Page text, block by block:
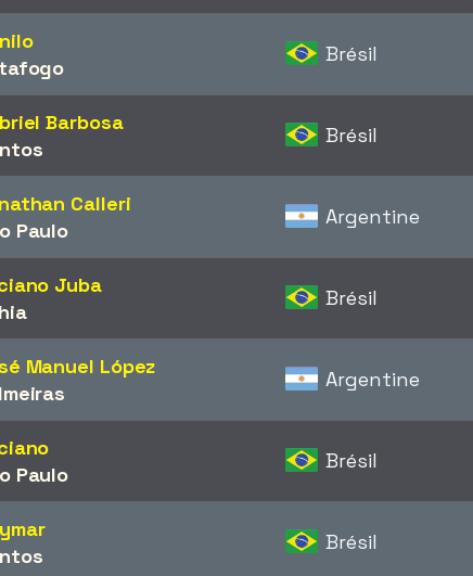
Brésil
Barbosa
Brésil
Calleri
Paulo
Argentine
Juba
Brésil
Manuel López
Argentine
Paulo
Brésil
Brésil